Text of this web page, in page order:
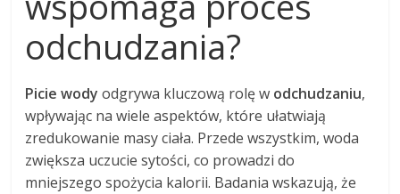
odchudzania?
Picie wody odgrywa kluczową rolę w odchudzaniu,
wpływając na wiele aspektów, które ułatwiają
zredukowanie masy ciała. Przede wszystkim, woda
zwiększa uczucie sytości, co prowadzi do
mniejszego spożycia kalorii. Badania wskazują, że